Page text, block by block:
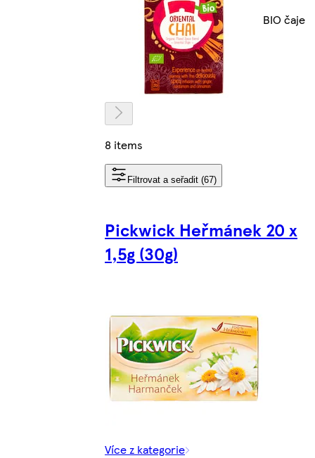
BIO čaje
8 items
Filtrovat a seřadit (67)
Pickwick Heřmánek 20 x
1,5g (30g)
Více z kategorie